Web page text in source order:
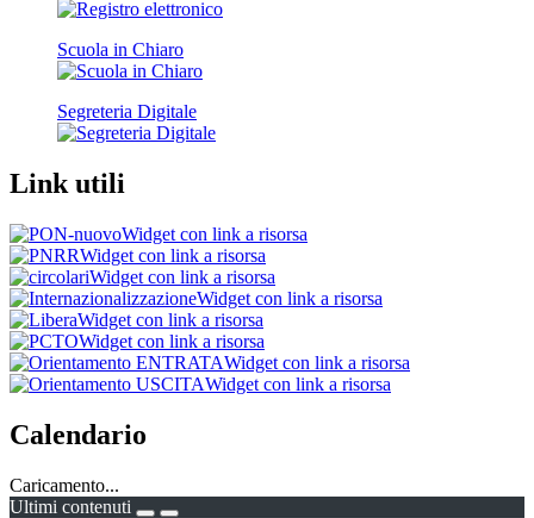
Scuola in Chiaro
Segreteria Digitale
Link utili
Widget con link a risorsa
Widget con link a risorsa
Widget con link a risorsa
Widget con link a risorsa
Widget con link a risorsa
Widget con link a risorsa
Widget con link a risorsa
Widget con link a risorsa
Calendario
Caricamento...
Ultimi contenuti